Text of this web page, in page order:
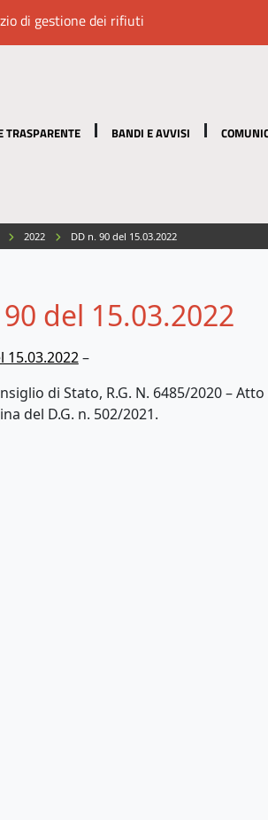
di gestione dei rifiuti
BANDI E AVVISI
2022 DD n. 90 del 15.03.2022
del 15.03.2022
15.03.2022–
di Stato, R.G. N. 6485/2020 –
del D.G. n. 502/2021.